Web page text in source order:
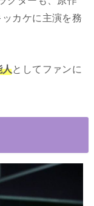
カケに主演を務
人としてファンに